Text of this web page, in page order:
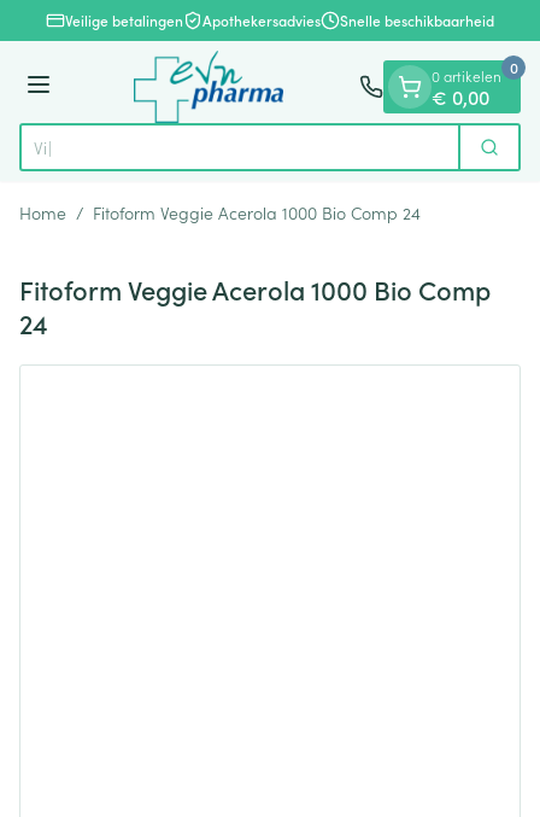
Ga naar de inhoud
1 van 1Veilige betalingen Apothekersadvies Snelle beschikbaarheid
Menu
Product, merk, categorie... Zoek
0 artikelen
€ 0,00
0
Home / Fitoform Veggie Acerola 1000 Bio Comp 24
Fitoform Veggie Acerola 1000 Bio Comp
24